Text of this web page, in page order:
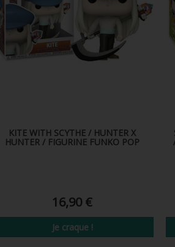
KITE WITH SCYTHE / HUNTER X
HUNTER / FIGURINE FUNKO POP
16,90 €
Je craque !